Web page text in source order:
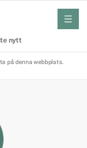
nytt
meny
på denna webbplats.